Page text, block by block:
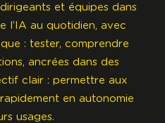
et équipes dans
l’IA au quotidien, avec
: tester, comprendre
ancrées dans des
clair : permettre aux
en autonomie
usages.